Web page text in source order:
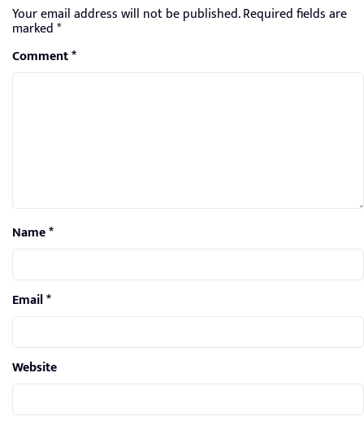
Your email address will not be published.Required fields are
marked*
Comment*
Name*
Email*
Website